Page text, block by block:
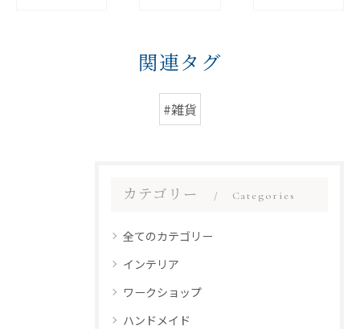
関連タグ
#雑貨
カテゴリー Categories
全てのカテゴリー
インテリア
ワークショップ
ハンドメイド